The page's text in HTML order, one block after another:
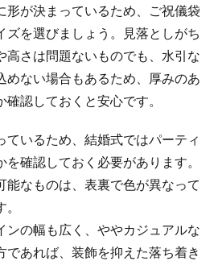
形が決まっているため、ご祝儀袋
ズを選びましょう。見落としがち
高さは問題ないものでも、水引な
めない場合もあるため、厚みのあ
認しておくと安心です。
ているため、結婚式ではパーティ
確認しておく必要があります。
能なものは、表裏で色が異なって
ンの幅も広く、ややカジュアルな
であれば、装飾を抑えた落ち着き